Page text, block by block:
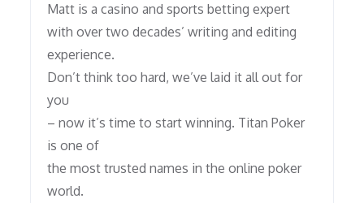
Matt is a casino and sports betting expert
with over two decades’ writing and editing
experience.
Don’t think too hard, we’ve laid it all out for
you
– now it’s time to start winning. Titan Poker
is one of
the most trusted names in the online poker
world.